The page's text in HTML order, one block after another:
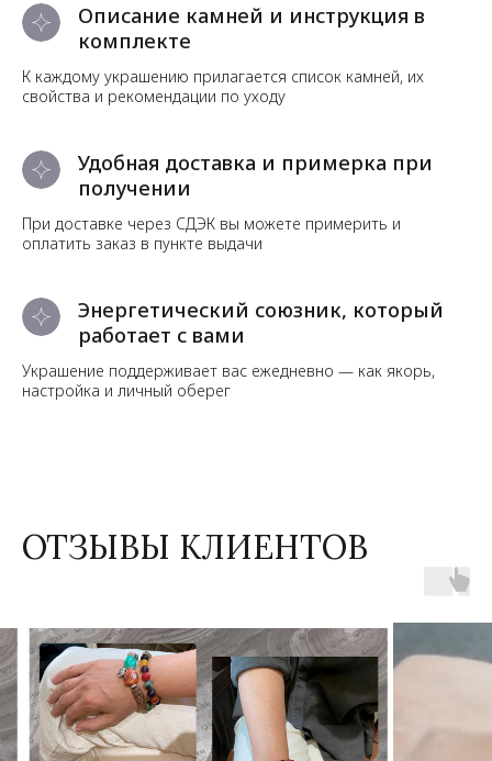
Описание камней и инструкция в
комплекте
К каждому украшению прилагается список камней, их
свойства и рекомендации по уходу
Удобная доставка и примерка при
получении
При доставке через СДЭК вы можете примерить и
оплатить заказ в пункте выдачи
Энергетический союзник, который
работает с вами
Украшение поддерживает вас ежедневно — как якорь,
настройка и личный оберег
ОТЗЫВЫ КЛИЕНТОВ